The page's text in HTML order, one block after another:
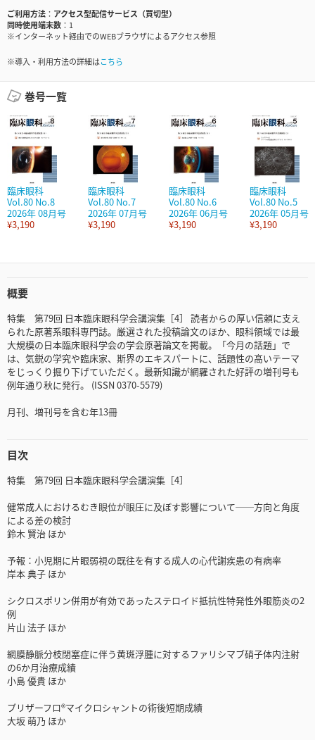
ご利用方法
アクセス型配信サービス（買切型）
同時使用端末数
1
※インターネット経由でのWEBブラウザによるアクセス参照
※導入・利用方法の詳細はこちら
巻号一覧
臨床眼科
Vol.80 No.8
2026年 08月号
¥3,190
臨床眼科
Vol.80 No.7
2026年 07月号
¥3,190
臨床眼科
Vol.80 No.6
2026年 06月号
¥3,190
臨床眼科
Vol.80 No.5
2026年 05月号
¥3,190
概要
特集 第79回 日本臨床眼科学会講演集［4］ 読者からの厚い信頼に支え
られた原著系眼科専門誌。厳選された投稿論文のほか、眼科領域では最
大規模の日本臨床眼科学会の学会原著論文を掲載。「今月の話題」で
は、気鋭の学究や臨床家、斯界のエキスパートに、話題性の高いテーマ
をじっくり掘り下げていただく。最新知識が網羅された好評の増刊号も
例年通り秋に発行。 (ISSN 0370-5579)
月刊、増刊号を含む年13冊
目次
特集 第79回 日本臨床眼科学会講演集［4］
健常成人におけるむき眼位が眼圧に及ぼす影響について──方向と角度
による差の検討
鈴木 賢治 ほか
予報：小児期に片眼弱視の既往を有する成人の心代謝疾患の有病率
岸本 典子 ほか
シクロスポリン併用が有効であったステロイド抵抗性特発性外眼筋炎の2
例
片山 法子 ほか
網膜静脈分枝閉塞症に伴う黄斑浮腫に対するファリシマブ硝子体内注射
の6か月治療成績
小島 優貴 ほか
プリザーフロ®マイクロシャントの術後短期成績
大坂 萌乃 ほか